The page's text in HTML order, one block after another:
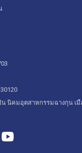
นิคมอุตสาหกรรมฉางกุน เมื